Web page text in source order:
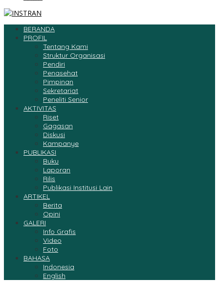
BERANDA
PROFIL
Tentang Kami
Struktur Organisasi
Pendiri
Penasehat
Pimpinan
Sekretariat
Peneliti Senior
AKTIVITAS
Riset
Gagasan
Diskusi
Kampanye
PUBLIKASI
Buku
Laporan
Rilis
Publikasi Institusi Lain
ARTIKEL
Berita
Opini
GALERI
Info Grafis
Video
Foto
BAHASA
Indonesia
English